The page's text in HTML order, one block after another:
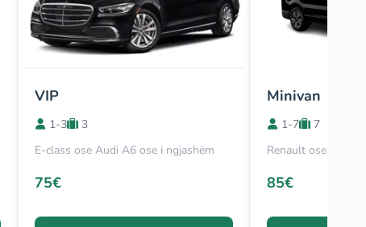
VIP
1-3
3
E-class ose Audi A6 ose i ngjashëm
75€
Minivan
1-7
7
Renault ose Viano
85€